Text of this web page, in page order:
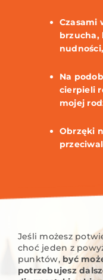
Czasami
brzucha,
Na
cierpieli
mojej
Obrzęki
Jeśli możesz
choć jeden z
punktów, być
potrzebujesz